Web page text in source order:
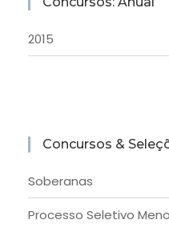
2015
Concursos &
Soberanas
Processo Seletivo